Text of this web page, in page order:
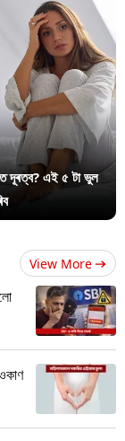
দূৰত্ব? এই ৫ টা ভুল
View More